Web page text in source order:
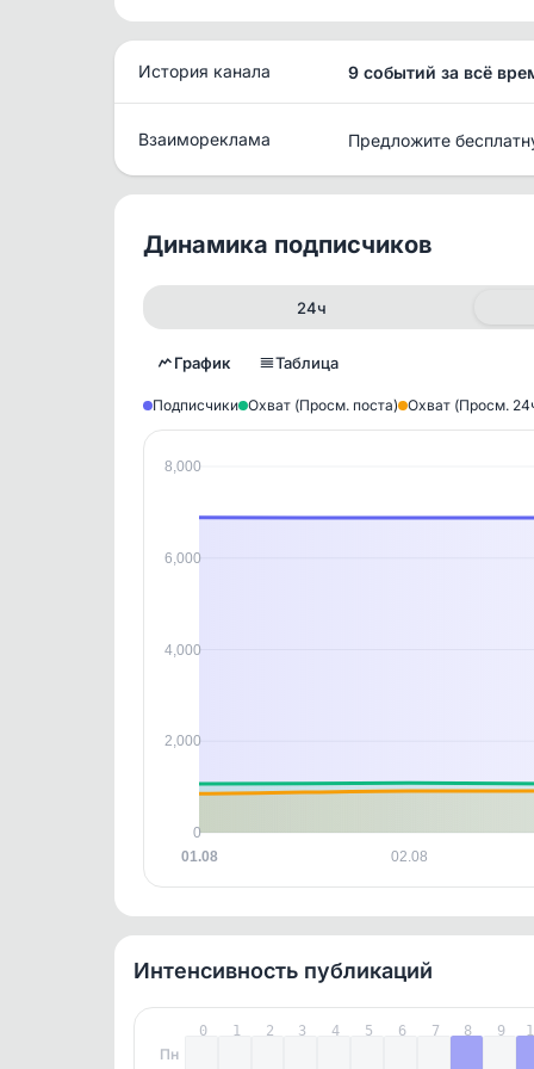
История канала 9 событий за всё
Взаимореклама Предложите
В этом
Динамика подписчиков
24ч
График Таблица
Подписчики Охват (Просм. поста) Охват (Просм.
01.08 02.08
8,000
6,000
4,000
2,000
0
Интенсивность публикаций
0 1 2 3 4 5 6 7 8 9
Пн